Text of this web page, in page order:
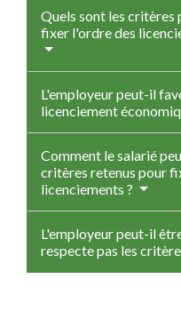
Quels sont les critères
fixer l'ordre des
L'employeur peut-il
licenciement
Comment le salarié
critères retenus pour
licenciements ?
L'employeur peut-il
respecte pas les